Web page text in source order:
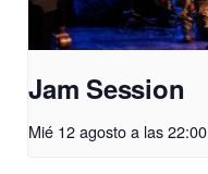
Jam Session
Mié 12 agosto a las 22:00